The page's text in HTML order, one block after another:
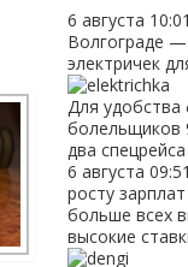
6 августа 10:01
Волгограде
электричек
Для
болельщиков
два
6 августа 09:51
росту
больше всех
высокие